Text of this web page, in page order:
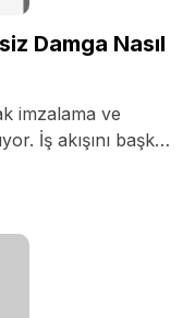
Damga Nasıl
imzalama ve
İş akışını başka